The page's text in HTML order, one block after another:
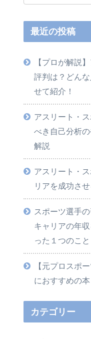
最近の投稿
【プロが解説
評判は？どん
せて紹介！
アスリート・
べき自己分析
解説
アスリート・
リアを成功さ
スポーツ選手
キャリアの年
った１つのこと
【元プロスポ
におすすめの
カテゴリー